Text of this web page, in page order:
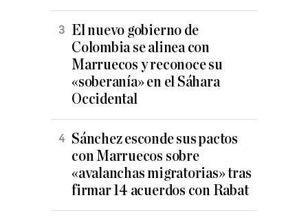
El nuevo gobierno de
Colombia se alinea con
Marruecos y reconoce su
«soberanía» en el Sáhara
Occidental
Sánchez esconde sus pactos
con Marruecos sobre
«avalanchas migratorias» tras
firmar 14 acuerdos con Rabat